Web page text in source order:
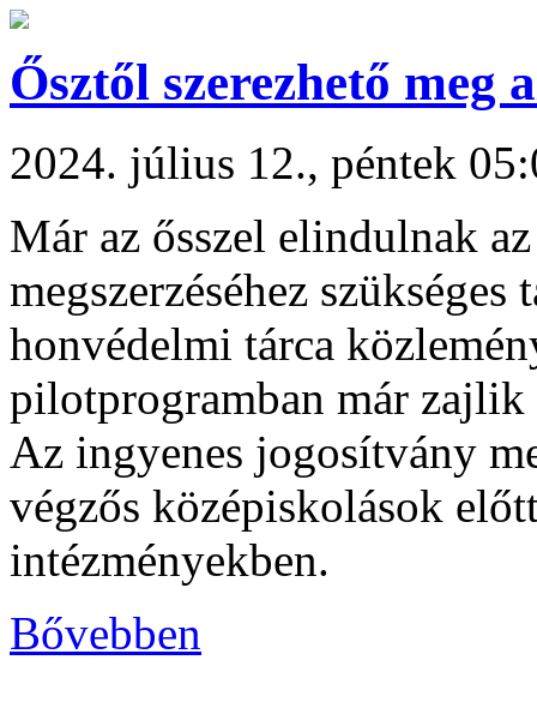
Ősztől szerezhető meg
2024. július 12., péntek
Már az ősszel elindulnak
megszerzéséhez
honvédelmi tárca
pilotprogramban már
Az ingyenes jogosítvány
végzős középiskolások
intézményekben.
Bővebben